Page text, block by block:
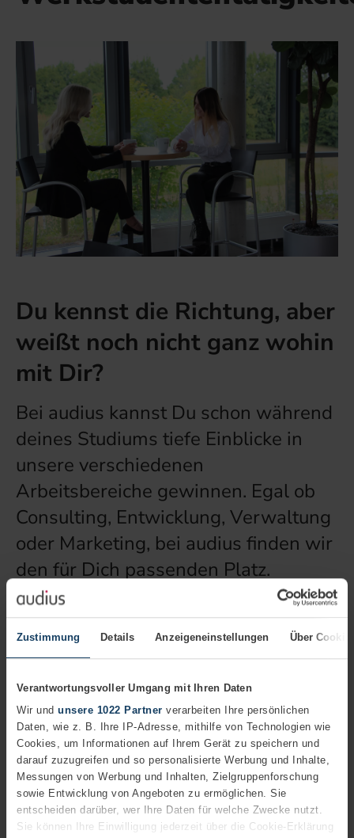
Zustimmung Details Anzeigeneinstellungen Über
Verantwortungsvoller Umgang mit Ihren Daten
Wir undunsere 1022 Partner verarbeiten Ihre persönlichen
Daten, wie z. B. Ihre IP-Adresse, mithilfe von Technologien wie
Cookies, um Informationen auf Ihrem Gerät zu speichern und
darauf zuzugreifen und so personalisierte Werbung und Inhalte,
Messungen von Werbung und Inhalten, Zielgruppenforschung
sowie Entwicklung von Angeboten zu ermöglichen. Sie
entscheiden darüber, wer Ihre Daten für welche Zwecke nutzt.
Sie können Ihre Einwilligung jederzeit über die Cookie-Erklärung
Du kennst die Richtung, aber
weißt noch nicht ganz wohin
mit Dir?
Bei audius kannst Du schon während
deines Studiums tiefe Einblicke in
unsere verschiedenen
Arbeitsbereiche gewinnen. Egal ob
Consulting, Entwicklung, Verwaltung
oder Marketing, bei audius finden wir
den für Dich passenden Platz.
Informiere Dich jetzt über unsere
offenen Stellen oder stöbere Dich
durch die Erfahrungsberichte
und Mitarbeitenden.
Gerade ist keine passende Stelle
ausgeschrieben? Dann bewerbe Dich
gerneinitiativ.